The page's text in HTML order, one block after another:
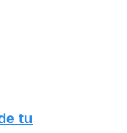
tu